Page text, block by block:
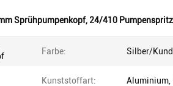
Sprühpumpenkopf, 24/410
Farbe: Silber/
Kunststoffart: Aluminium,